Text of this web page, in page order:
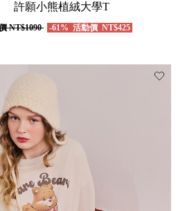
許願小熊植絨大學T
NT$1090 -61% 活動價 NT$425